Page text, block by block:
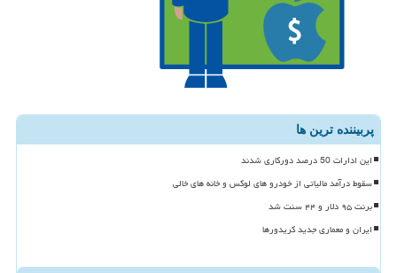
پربیننده ترین ها
این ادارات 50 درصد دورکاری شدند
سقوط درآمد مالیاتی از خودرو های لوکس و خانه های خالی
برنت ۹۵ دلار و ۴۴ سنت شد
ایران و معماری جدید کریدورها